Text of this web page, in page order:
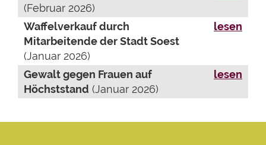
(Februar 2026)
Waffelverkauf durch
Mitarbeitende der Stadt Soest
(Januar 2026)
lesen
Gewalt gegen Frauen auf
Höchststand (Januar 2026)
lesen